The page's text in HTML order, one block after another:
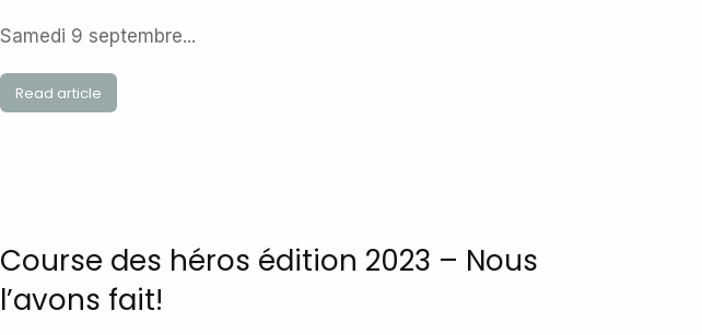
Samedi 9 septembre...
Read article
Course des héros édition 2023 – Nous
l’avons fait!